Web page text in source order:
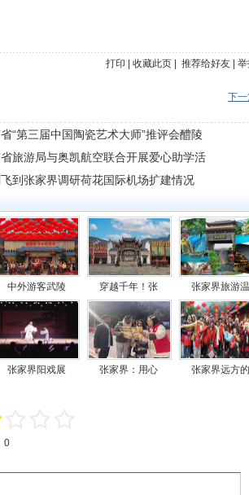
打印 收藏此页 推荐给好友 举
下
“第三届中国陶瓷艺术大师”推评会醴陵
占鳌头
旅游局与奥凯航空联合开展爱心助学活
到张家界调研荷花国际机场扩建情况
中外游客武陵 穿越千年！张 张家界旅游温
张家界阳戏展 张家界：用心 张家界远方的
0